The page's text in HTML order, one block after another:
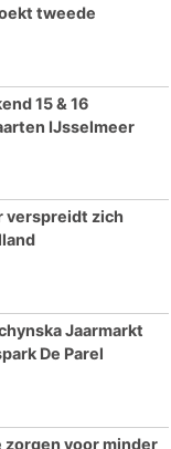
tweede
15 & 16
IJsselmeer
verspreidt zich
Jaarmarkt
De Parel
zorgen voor minder